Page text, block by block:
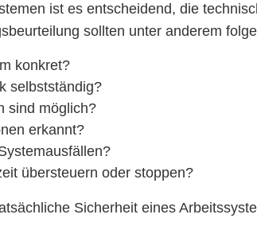
ist es entscheidend, die
sollten unter anderem
konkret?
selbstständig?
sind möglich?
erkannt?
übersteuern oder stoppen?
Sicherheit eines